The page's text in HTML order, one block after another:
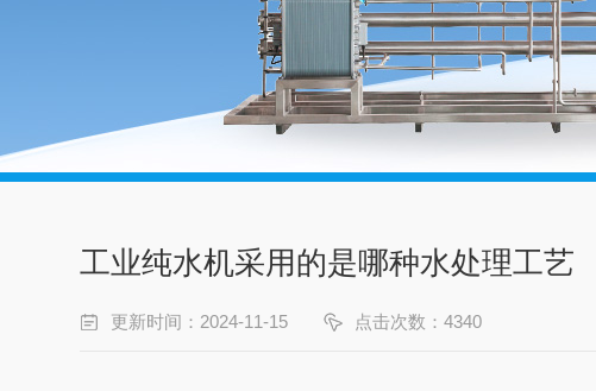
工业纯水机采用的是哪种水处理工艺
更新时间：2024-11-15 点击次数：4340